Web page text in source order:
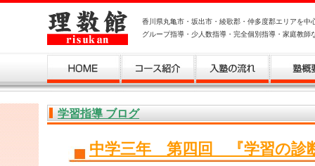
香川県丸亀市・坂出市・綾歌郡・仲多度郡エリアを中
グループ指導・少人数指導・完全個別指導・家庭教
学習指導 ブログ
中学三年 第四回 『学習の診